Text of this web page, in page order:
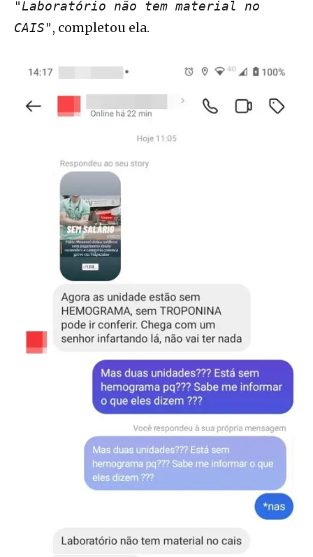
"Laboratório não tem material no
CAIS", completou ela.